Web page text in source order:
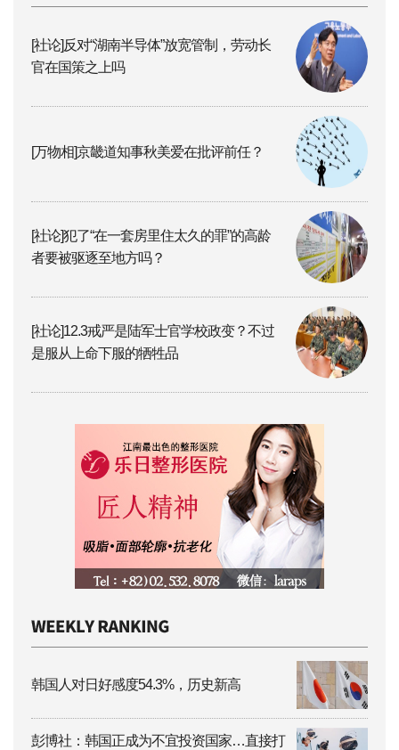
[社论]反对“湖南半导体”放宽管制，劳动长
官在国策之上吗
[万物相]京畿道知事秋美爱在批评前任？
[社论]犯了“在一套房里住太久的罪”的高龄
者要被驱逐至地方吗？
[社论]12.3戒严是陆军士官学校政变？不过
是服从上命下服的牺牲品
韩国人对日好感度54.3%，历史新高
彭博社：韩国正成为不宜投资国家…直接打